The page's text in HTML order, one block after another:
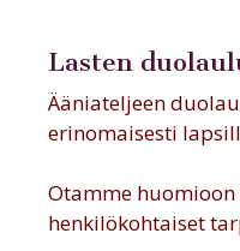
Lasten
Ääniateljeen
erinomaisesti
Otamme huomioon
henkilökohtaiset